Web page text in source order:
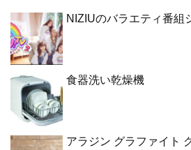
NIZIUのバラエティ番組
食器洗い乾燥機
アラジン グラファイト